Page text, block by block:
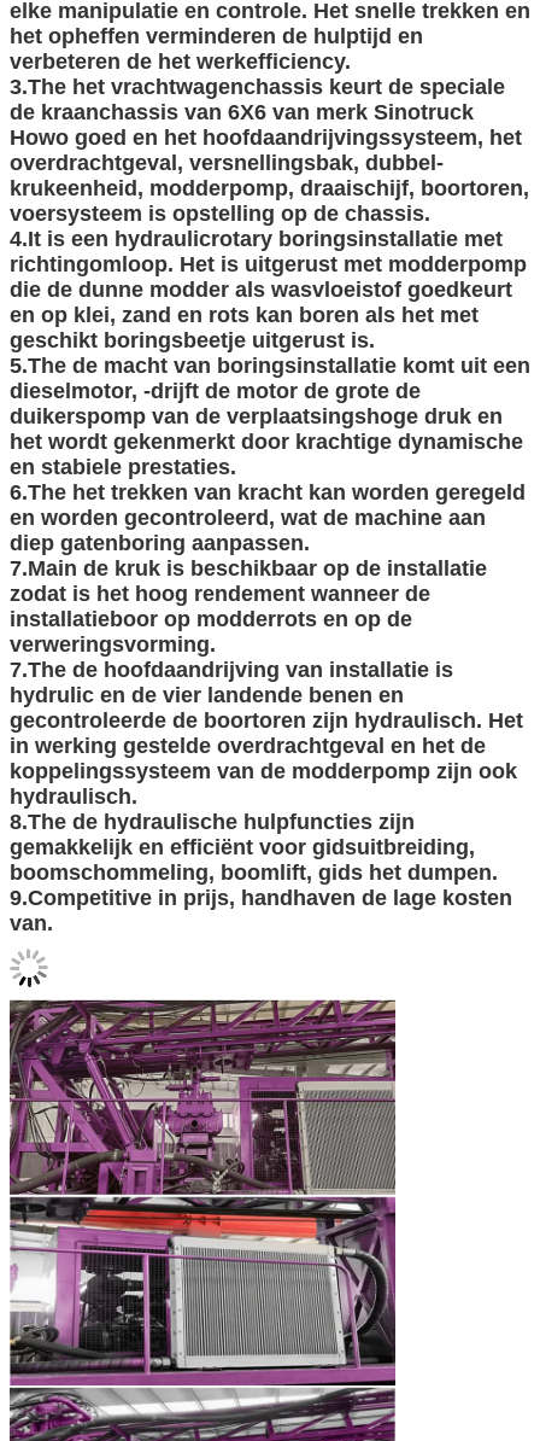
elke manipulatie en controle. Het snelle trekken en
het opheffen verminderen de hulptijd en
verbeteren de het werkefficiency.
3.The het vrachtwagenchassis keurt de speciale
de kraanchassis van 6X6 van merk Sinotruck
Howo goed en het hoofdaandrijvingssysteem, het
overdrachtgeval, versnellingsbak, dubbel-
krukeenheid, modderpomp, draaischijf, boortoren,
voersysteem is opstelling op de chassis.
4.It is een hydraulicrotary boringsinstallatie met
richtingomloop. Het is uitgerust met modderpomp
die de dunne modder als wasvloeistof goedkeurt
en op klei, zand en rots kan boren als het met
geschikt boringsbeetje uitgerust is.
5.The de macht van boringsinstallatie komt uit een
dieselmotor, -drijft de motor de grote de
duikerspomp van de verplaatsingshoge druk en
het wordt gekenmerkt door krachtige dynamische
en stabiele prestaties.
6.The het trekken van kracht kan worden geregeld
en worden gecontroleerd, wat de machine aan
diep gatenboring aanpassen.
7.Main de kruk is beschikbaar op de installatie
zodat is het hoog rendement wanneer de
installatieboor op modderrots en op de
verweringsvorming.
7.The de hoofdaandrijving van installatie is
hydrulic en de vier landende benen en
gecontroleerde de boortoren zijn hydraulisch. Het
in werking gestelde overdrachtgeval en het de
koppelingssysteem van de modderpomp zijn ook
hydraulisch.
8.The de hydraulische hulpfuncties zijn
gemakkelijk en efficiënt voor gidsuitbreiding,
boomschommeling, boomlift, gids het dumpen.
9.Competitive in prijs, handhaven de lage kosten
van.